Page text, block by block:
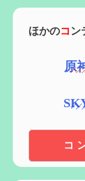
ほかのコ ン
原
コ